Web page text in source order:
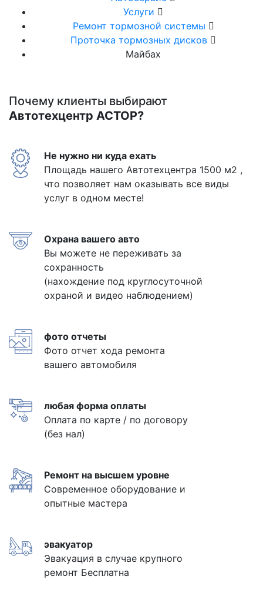
Услуги
Ремонт тормозной системы
Проточка тормозных дисков
Майбах
Почему клиенты выбирают
Автотехцентр АСТОР?
Не нужно ни куда ехать
Площадь нашего Автотехцентра 1500 м2 ,
что позволяет нам оказывать все виды
услуг в одном месте!
Охрана вашего авто
Вы можете не переживать за
сохранность
(нахождение под круглосуточной
охраной и видео наблюдением)
фото отчеты
Фото отчет хода ремонта
вашего автомобиля
любая форма оплаты
Оплата по карте / по договору
(без нал)
Ремонт на высшем уровне
Современное оборудование и
опытные мастера
эвакуатор
Эвакуация в случае крупного
ремонт Бесплатна